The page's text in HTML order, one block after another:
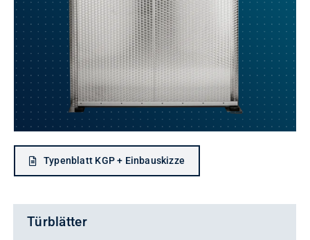
Kontakt
Typenblatt KGP + Einbauskizze
Türblätter